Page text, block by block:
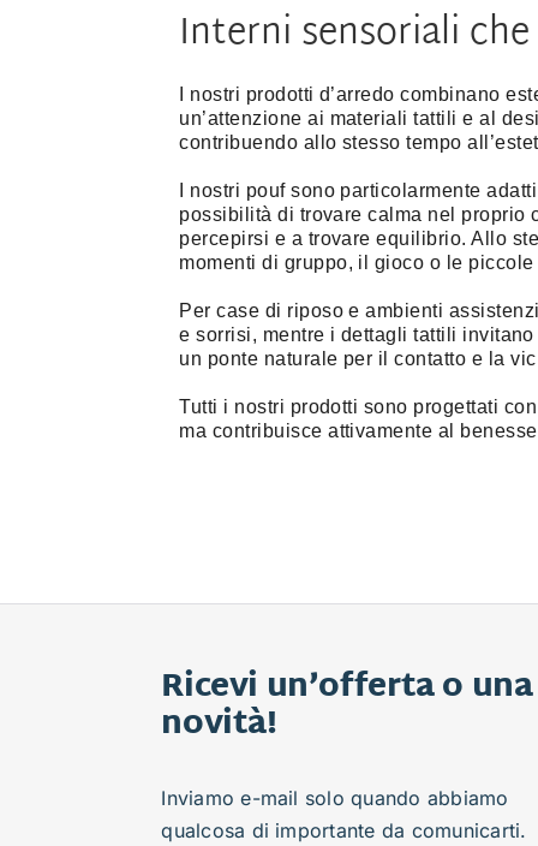
Interni sensoriali
I nostri prodotti d’arredo combinano
un’attenzione ai materiali tattili e al
contribuendo allo stesso tempo
I nostri pouf sono particolarmente
possibilità di trovare calma nel proprio
percepirsi e a trovare equilibrio. Allo
momenti di gruppo, il gioco o le
Per case di riposo e ambienti
e sorrisi, mentre i dettagli tattili
un ponte naturale per il contatto e la
Tutti i nostri prodotti sono progettati
ma contribuisce attivamente al
Ricevi un’offerta o una
novità!
Inviamo e-mail solo quando abbiamo
qualcosa di importante da comunicarti.